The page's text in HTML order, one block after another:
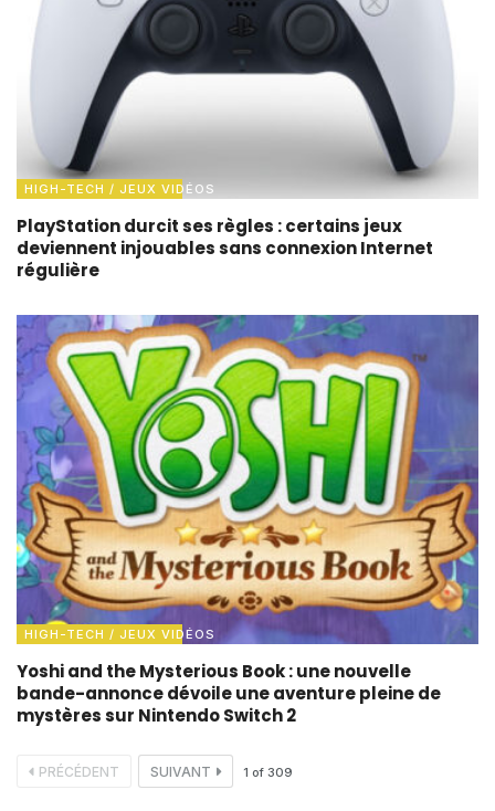
HIGH-TECH / JEUX VIDÉOS
PlayStation durcit ses règles : certains jeux
deviennent injouables sans connexion Internet
régulière
HIGH-TECH / JEUX VIDÉOS
Yoshi and the Mysterious Book : une nouvelle
bande-annonce dévoile une aventure pleine de
mystères sur Nintendo Switch 2
PRÉCÉDENT SUIVANT 1 of 309